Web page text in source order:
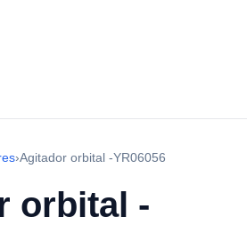
›Agitador orbital -YR06056
orbital -